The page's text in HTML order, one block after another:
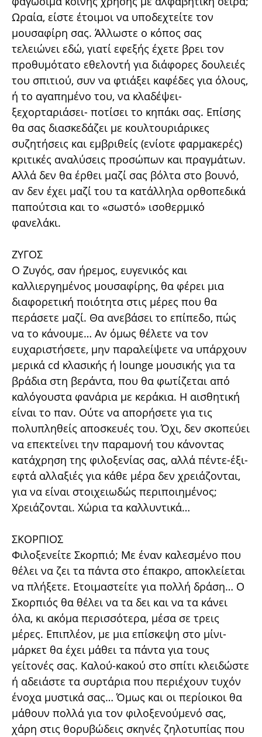
Ωραία, είστε έτοιμοι να υποδεχτείτε τον
μουσαφίρη σας. Άλλωστε ο κόπος σας
τελειώνει εδώ, γιατί εφεξής έχετε βρει τον
προθυμότατο εθελοντή για διάφορες δουλειές
του σπιτιού, συν να φτιάξει καφέδες για όλους,
ή το αγαπημένο του, να κλαδέψει-
ξεχορταριάσει- ποτίσει το κηπάκι σας. Επίσης
θα σας διασκεδάζει με κουλτουριάρικες
συζητήσεις και εμβριθείς (ενίοτε φαρμακερές)
κριτικές αναλύσεις προσώπων και πραγμάτων.
Αλλά δεν θα έρθει μαζί σας βόλτα στο βουνό,
αν δεν έχει μαζί του τα κατάλληλα ορθοπεδικά
παπούτσια και το «σωστό» ισοθερμικό
φανελάκι.
ΖΥΓΟΣ
Ο Ζυγός, σαν ήρεμος, ευγενικός και
καλλιεργημένος μουσαφίρης, θα φέρει μια
διαφορετική ποιότητα στις μέρες που θα
περάσετε μαζί. Θα ανεβάσει το επίπεδο, πώς
να το κάνουμε… Αν όμως θέλετε να τον
ευχαριστήσετε, μην παραλείψετε να υπάρχουν
μερικά cd κλασικής ή lounge μουσικής για τα
βράδια στη βεράντα, που θα φωτίζεται από
καλόγουστα φανάρια με κεράκια. Η αισθητική
είναι το παν. Ούτε να απορήσετε για τις
πολυπληθείς αποσκευές του. Όχι, δεν σκοπεύει
να επεκτείνει την παραμονή του κάνοντας
κατάχρηση της φιλοξενίας σας, αλλά πέντε-έξι-
εφτά αλλαξιές για κάθε μέρα δεν χρειάζονται,
για να είναι στοιχειωδώς περιποιημένος;
Χρειάζονται. Χώρια τα καλλυντικά…
ΣΚΟΡΠΙΟΣ
Φιλοξενείτε Σκορπιό; Με έναν καλεσμένο που
θέλει να ζει τα πάντα στο έπακρο, αποκλείεται
να πλήξετε. Ετοιμαστείτε για πολλή δράση… Ο
Σκορπιός θα θέλει να τα δει και να τα κάνει
όλα, κι ακόμα περισσότερα, μέσα σε τρεις
μέρες. Επιπλέον, με μια επίσκεψη στο μίνι-
μάρκετ θα έχει μάθει τα πάντα για τους
γείτονές σας. Καλού-κακού στο σπίτι κλειδώστε
ή αδειάστε τα συρτάρια που περιέχουν τυχόν
ένοχα μυστικά σας… Όμως και οι περίοικοι θα
μάθουν πολλά για τον φιλοξενούμενό σας,
χάρη στις θορυβώδεις σκηνές ζηλοτυπίας που